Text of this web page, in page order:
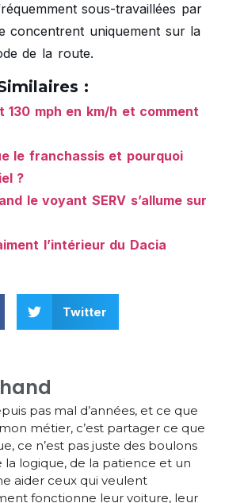
sous-travaillées par
concentrent uniquement sur la
de la route.
:
130 mph en km/h et comment
le franchassis et pourquoi
?
le voyant SERV s’allume sur
l’intérieur du Dacia
Twitter
pas mal d’années, et ce que
métier, c’est partager ce que
ce n’est pas juste des boulons
la logique, de la patience et un
aider ceux qui veulent
fonctionne leur voiture, leur